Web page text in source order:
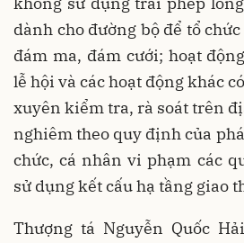
dành cho đường bộ để tổ
đám ma, đám cưới; hoạt
lễ hội và các hoạt động khác
xuyên kiểm tra, rà soát trên
nghiêm theo quy định của
chức, cá nhân vi phạm các
sử dụng kết cấu hạ tầng giao
Thượng tá Nguyễn Quốc